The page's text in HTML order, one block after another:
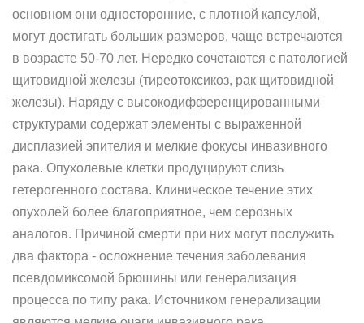
основном они односторонние, с плотной капсулой,
могут достигать больших размеров, чаще встречаются
в возрасте 50-70 лет. Нередко сочетаются с патологией
щитовидной железы (тиреотоксикоз, рак щитовидной
железы). Наряду с высокодифференцированными
структурами содержат элементы с выраженной
дисплазией эпителия и мелкие фокусы инвазивного
рака. Опухолевые клетки продуцируют слизь
гетерогенного состава. Клиническое течение этих
опухолей более благоприятное, чем серозных
аналогов. Причиной смерти при них могут послужить
два фактора - осложнение течения заболевания
псевдомиксомой брюшины или генерализация
процесса по типу рака. Источником генерализации